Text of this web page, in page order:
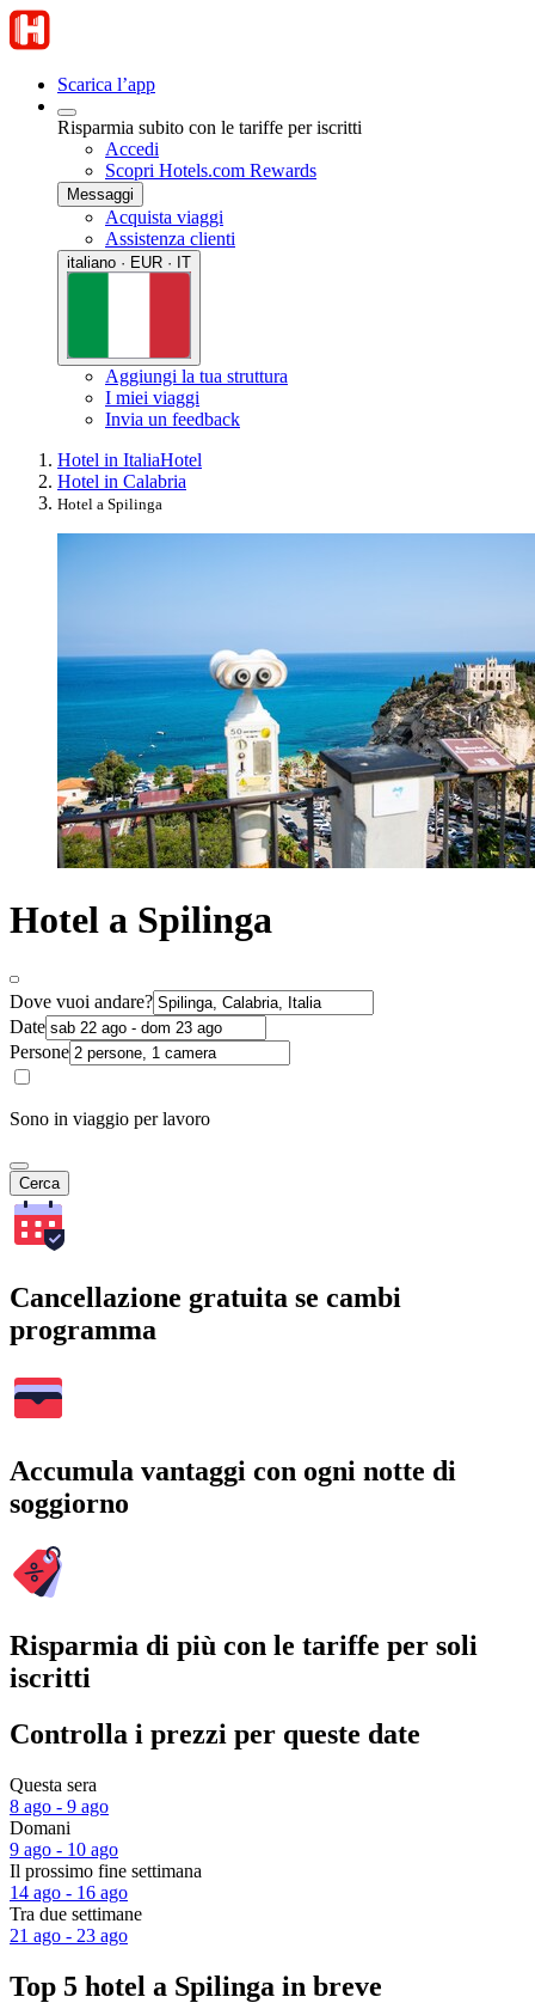
Scarica l’app
Risparmia subito con le tariffe per iscritti
Accedi
Scopri Hotels.com Rewards
Messaggi
Acquista viaggi
Assistenza clienti
italiano · EUR · IT
Aggiungi la tua struttura
I miei viaggi
Invia un feedback
Hotel in ItaliaHotel
Hotel in Calabria
Hotel a Spilinga
Hotel a Spilinga
Dove vuoi andare?
Date
Persone
Sono in viaggio per lavoro
Cerca
Cancellazione gratuita se cambi
programma
Accumula vantaggi con ogni notte di
soggiorno
Risparmia di più con le tariffe per soli
iscritti
Controlla i prezzi per queste date
Questa sera
8 ago - 9 ago
Domani
9 ago - 10 ago
Il prossimo fine settimana
14 ago - 16 ago
Tra due settimane
21 ago - 23 ago
Top 5 hotel a Spilinga in breve